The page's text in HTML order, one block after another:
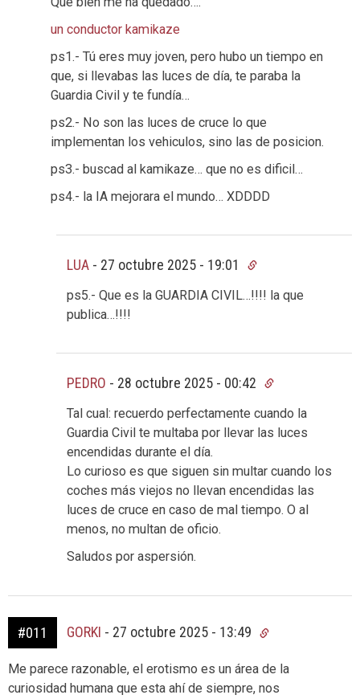
un conductor kamikaze
ps1.- Tú eres muy joven, pero hubo un tiempo en
que, si llevabas las luces de día, te paraba la
Guardia Civil y te fundía…
ps2.- No son las luces de cruce lo que
implementan los vehiculos, sino las de posicion.
ps3.- buscad al kamikaze… que no es dificil…
ps4.- la IA mejorara el mundo… XDDDD
LUA - 27 octubre 2025 - 19:01
ps5.- Que es la GUARDIA CIVIL…!!!! la que
publica…!!!!
PEDRO - 28 octubre 2025 - 00:42
Tal cual: recuerdo perfectamente cuando la
Guardia Civil te multaba por llevar las luces
encendidas durante el día.
Lo curioso es que siguen sin multar cuando los
coches más viejos no llevan encendidas las
luces de cruce en caso de mal tiempo. O al
menos, no multan de oficio.
Saludos por aspersión.
#011 GORKI - 27 octubre 2025 - 13:49
Me parece razonable, el erotismo es un área de la
curiosidad humana que esta ahí de siempre, nos